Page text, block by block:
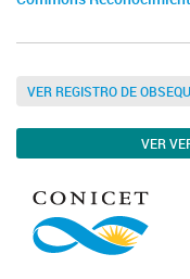
VER REGISTRO DE
VER